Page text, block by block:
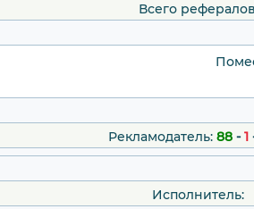
Всего
Рекламодатель: 88 -1
Исполнитель: